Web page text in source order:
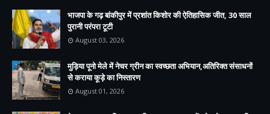
भाजपा के गढ़ बांकीपुर में प्रशांत किशोर की ऐतिहासिक जीत, 30 साल
पुरानी परंपरा टूटी
August 03, 2026
मुड़िया पूनो मेले में नेचर ग्रीन का स्वच्छता अभियान,अतिरिक्त संसाधनों
से कराया कूड़े का निस्तारण
August 01, 2026